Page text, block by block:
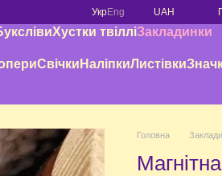
УкрEng UAH
Хустки твілліЗакладинки
Свічки НаліпкиЛистівки
Головна